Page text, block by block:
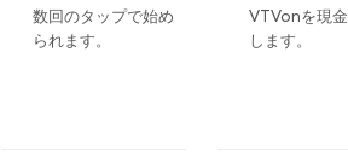
数回のタップで始め
られます。
VTVonを現
します。